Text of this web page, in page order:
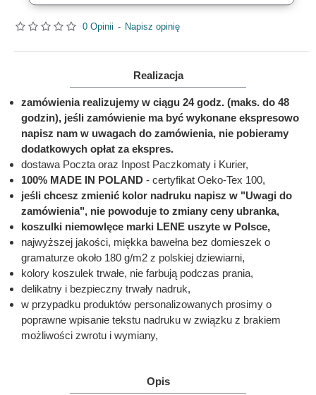
0 Opinii - Napisz opinię
Realizacja
zamówienia realizujemy w ciągu 24 godz. (maks. do 48
godzin), jeśli zamówienie ma być wykonane ekspresowo
napisz nam w uwagach do zamówienia, nie pobieramy
dodatkowych opłat za ekspres.
dostawa Poczta oraz Inpost Paczkomaty i Kurier,
100% MADE IN POLAND - certyfikat Oeko-Tex 100,
jeśli chcesz zmienić kolor nadruku napisz w "Uwagi do
zamówienia", nie powoduje to zmiany ceny ubranka,
koszulki niemowlęce marki LENE uszyte w Polsce,
najwyższej jakości, miękka bawełna bez domieszek o
gramaturze około 180 g/m2 z polskiej dziewiarni,
kolory koszulek trwałe, nie farbują podczas prania,
delikatny i bezpieczny trwały nadruk,
w przypadku produktów personalizowanych prosimy o
poprawne wpisanie tekstu nadruku w związku z brakiem
możliwości zwrotu i wymiany,
Opis